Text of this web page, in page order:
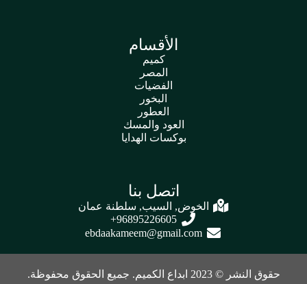
الأقسام
كميم
المصر
الفضيات
البخور
العطور
العود والمسك
بوكسات الهدايا
اتصل بنا
الخوض, السيب, سلطنة عمان
96895226605+
ebdaakameem@gmail.com
حقوق النشر © 2023 ابداع الكميم. جميع الحقوق محفوظة.